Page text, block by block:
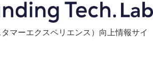
マーエクスペリエンス）向上情報サイ